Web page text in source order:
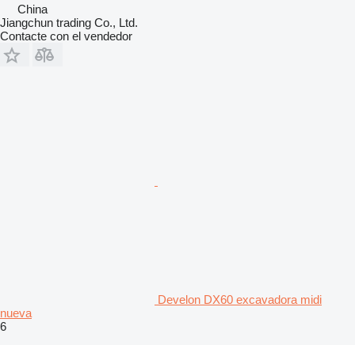
China
Jiangchun trading Co., Ltd.
Contacte con el vendedor
Develon DX60 excavadora midi
nueva
6